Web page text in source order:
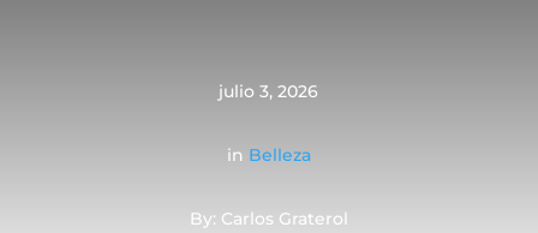
julio 3, 2026
in Belleza
By: Carlos Graterol